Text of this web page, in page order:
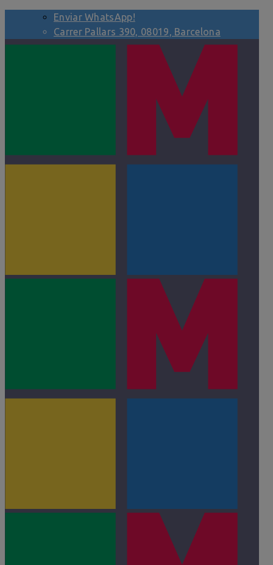
Enviar WhatsApp!
Carrer Pallars 390, 08019, Barcelona